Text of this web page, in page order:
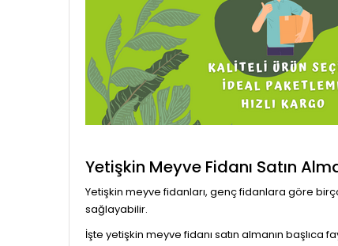
Yetişkin Meyve Fidanı Satın
Yetişkin meyve fidanları, genç fidanlara göre
sağlayabilir.
İşte yetişkin meyve fidanı satın almanın başlıca